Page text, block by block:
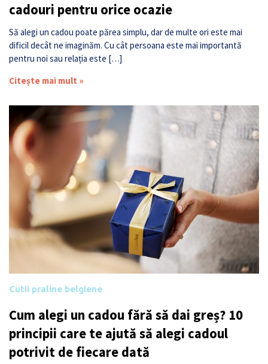
cadouri pentru orice ocazie
Să alegi un cadou poate părea simplu, dar de multe ori este mai
dificil decât ne imaginăm. Cu cât persoana este mai importantă
pentru noi sau relația este […]
Citește mai mult »
Cutii praline belgiene
Cum alegi un cadou fără să dai greș? 10
principii care te ajută să alegi cadoul
potrivit de fiecare dată